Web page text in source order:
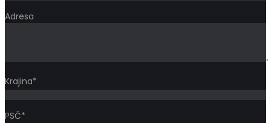
Adresa
Krajina*
PSČ*